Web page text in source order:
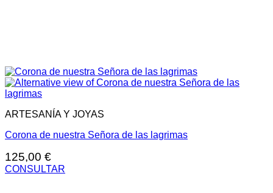
ARTESANÍA Y JOYAS
Corona de nuestra Señora de las lagrimas
125,00 €
CONSULTAR